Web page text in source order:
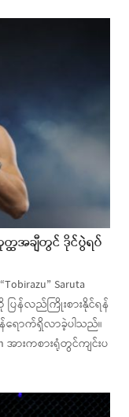
တ္ထအချီတွင် ဒိုင်ပွဲရပ်
Saruta
ြန်လည်ကြိုးစားနိုင်ရန်
ရောက်ရှိလာခဲ့ပါသည်။
အားကစားရုံတွင်ကျင်းပ